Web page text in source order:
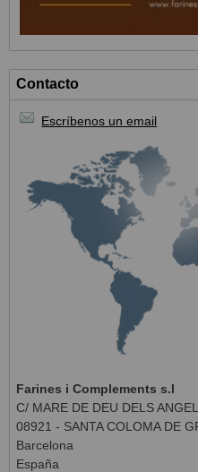
Contacto
Escríbenos un email
Farines i Complements s.l
C/ MARE DE DEU DELS
08921 - SANTA COLOMA DE
Barcelona
España